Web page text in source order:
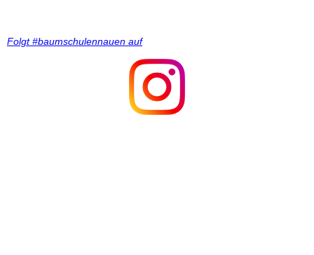
Folgt #baumschulennauen auf